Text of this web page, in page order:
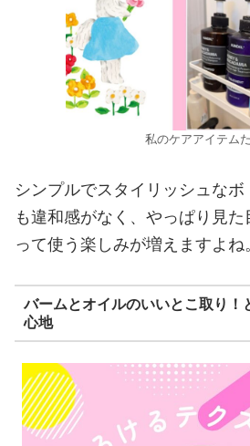
私のケアアイテム
シンプルでスタイリッシュな
も違和感がなく、やっぱり見
って使う楽しみが増えますよね
バームとオイルのいいとこ取り！
心地